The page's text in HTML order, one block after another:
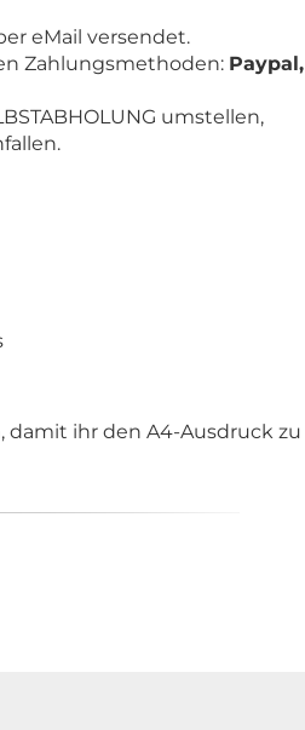
eMail versendet.
Zahlungsmethoden: Paypal,
umstellen,
damit ihr den A4-Ausdruck zu